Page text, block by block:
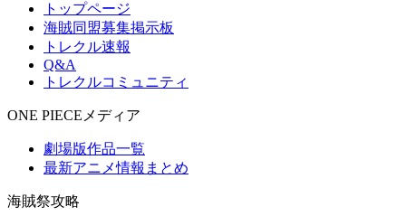
トップページ
海賊同盟募集掲示板
トレクル速報
Q&A
トレクルコミュニティ
ONE PIECEメディア
劇場版作品一覧
最新アニメ情報まとめ
海賊祭攻略